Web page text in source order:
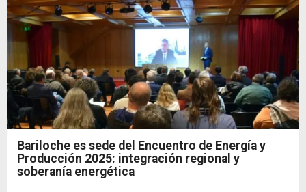
Bariloche es sede del Encuentro de Energía y
Producción 2025: integración regional y
soberanía energética